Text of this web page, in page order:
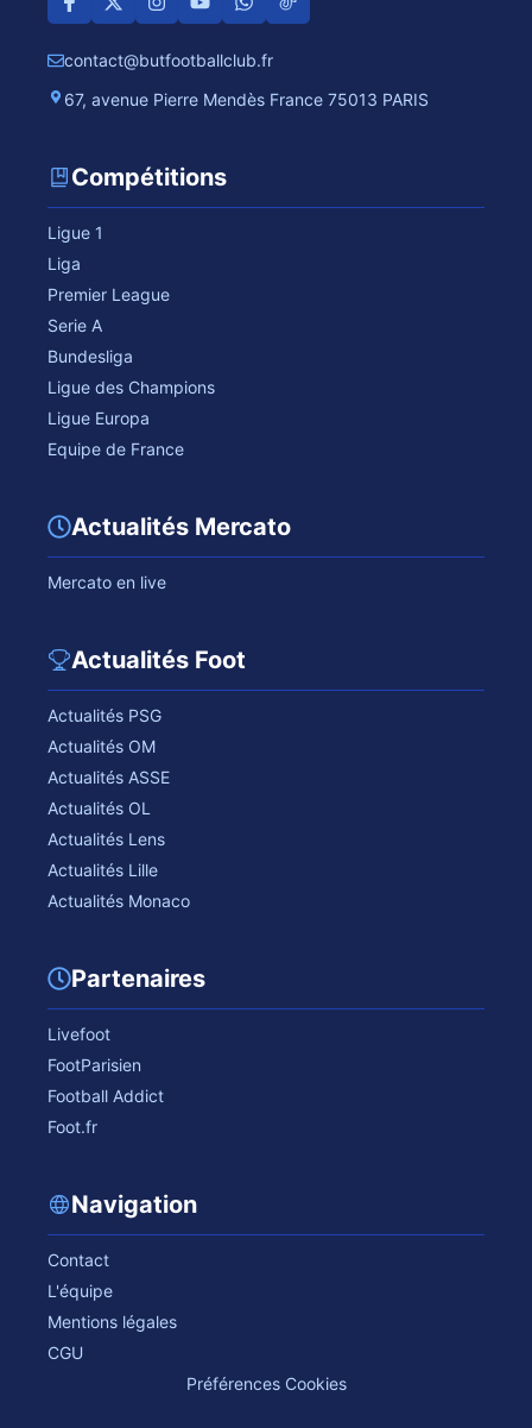
contact@butfootballclub.fr
67, avenue Pierre Mendès France 75013 PARIS
Compétitions
Ligue 1
Liga
Premier League
Serie A
Bundesliga
Ligue des Champions
Ligue Europa
Equipe de France
Actualités Mercato
Mercato en live
Actualités Foot
Actualités PSG
Actualités OM
Actualités ASSE
Actualités OL
Actualités Lens
Actualités Lille
Actualités Monaco
Partenaires
Livefoot
FootParisien
Football Addict
Foot.fr
Navigation
Contact
L'équipe
Mentions légales
CGU
Préférences Cookies